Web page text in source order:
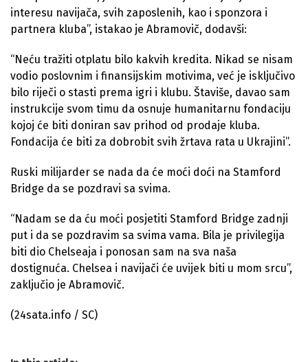
interesu navijača, svih zaposlenih, kao i sponzora i
partnera kluba”, istakao je Abramovič, dodavši:
“Neću tražiti otplatu bilo kakvih kredita. Nikad se nisam
vodio poslovnim i finansijskim motivima, već je isključivo
bilo riječi o stasti prema igri i klubu. Štaviše, davao sam
instrukcije svom timu da osnuje humanitarnu fondaciju
kojoj će biti doniran sav prihod od prodaje kluba.
Fondacija će biti za dobrobit svih žrtava rata u Ukrajini”.
Ruski milijarder se nada da će moći doći na Stamford
Bridge da se pozdravi sa svima.
“Nadam se da ću moći posjetiti Stamford Bridge zadnji
put i da se pozdravim sa svima vama. Bila je privilegija
biti dio Chelseaja i ponosan sam na sva naša
dostignuća. Chelsea i navijači će uvijek biti u mom srcu”,
zaključio je Abramovič.
(24sata.info / SC)